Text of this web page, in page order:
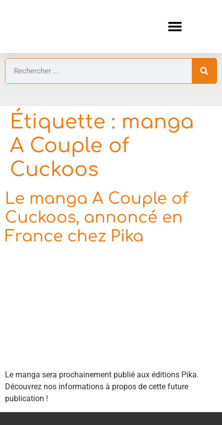
Étiquette : manga
A Couple of
Cuckoos
Le manga A Couple of
Cuckoos, annoncé en
France chez Pika
Le manga sera prochainement publié aux éditions Pika.
Découvrez nos informations à propos de cette future
publication !